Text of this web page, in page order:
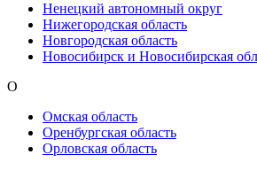
Ненецкий автономный округ
Нижегородская область
Новгородская область
Новосибирск и Новосибирская
О
Омская область
Оренбургская область
Орловская область